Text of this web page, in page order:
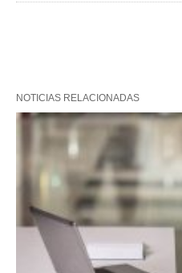
NOTICIAS RELACIONADAS